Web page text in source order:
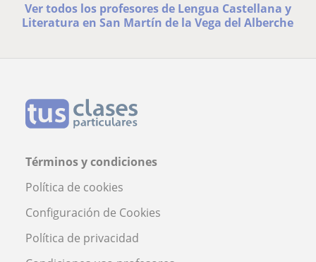
Ver todos los profesores de Lengua Castellana y
Literatura en San Martín de la Vega del Alberche
Términos y condiciones
Política de cookies
Configuración de Cookies
Política de privacidad